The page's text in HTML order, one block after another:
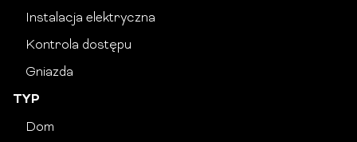
Instalacja elektryczna
Kontrola dostępu
Gniazda
TYP
Dom